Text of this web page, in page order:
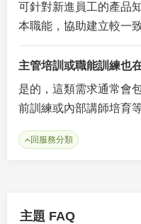
可針對新進員工的產品
本職能，協助建立較一
主管培訓或職能訓練也
是的，這類需求通常會
前訓練或內部講師培育等
回服務分類
主題 FAQ